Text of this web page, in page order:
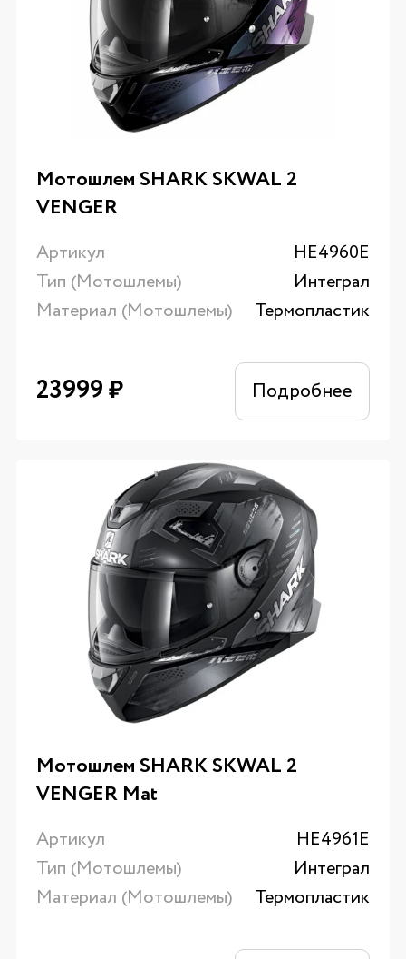
Мотошлем SHARK SKWAL 2
VENGER
Артикул
HE4960E
Тип (Мотошлемы)
Интеграл
Материал (Мотошлемы)
Термопластик
23999₽ Подробнее
Мотошлем SHARK SKWAL 2
VENGER Mat
Артикул
HE4961E
Тип (Мотошлемы)
Интеграл
Материал (Мотошлемы)
Термопластик